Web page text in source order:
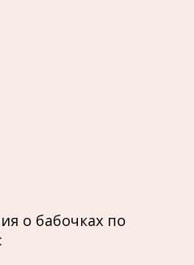
о бабочках по